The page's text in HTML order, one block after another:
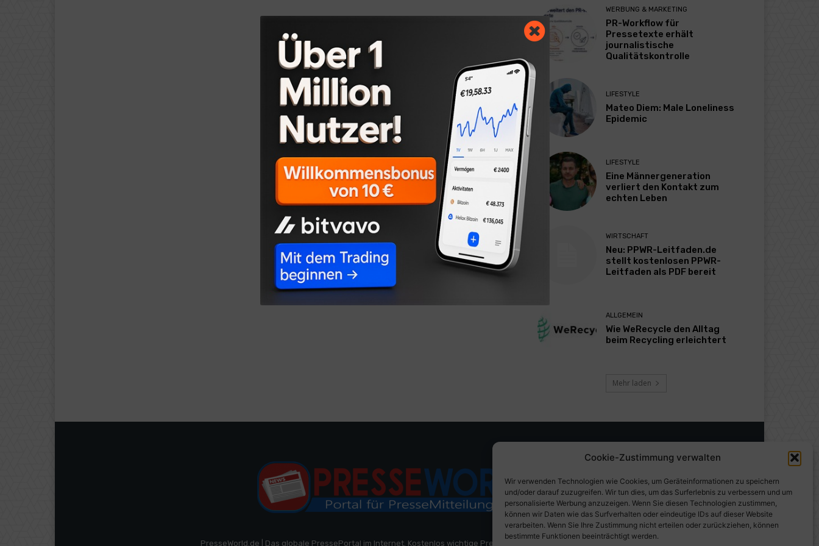
Cookie-Zustimmung verwalten
Wir verwenden Technologien wie Cookies, um Geräteinformationen zu speichern
und/oder darauf zuzugreifen. Wir tun dies, um das Surferlebnis zu verbessern und um
personalisierte Werbung anzuzeigen. Wenn Sie diesen Technologien zustimmen,
können wir Daten wie das Surfverhalten oder eindeutige IDs auf dieser Website
verarbeiten. Wenn Sie Ihre Zustimmung nicht erteilen oder zurückziehen, können
bestimmte Funktionen beeinträchtigt werden.
WERBUNG & MARKETING
PR-Workflow für
Pressetexte erhält
journalistische
Qualitätskontrolle
LIFESTYLE
Mateo Diem: Male Loneliness
Epidemic
LIFESTYLE
Eine Männergeneration
verliert den Kontakt zum
echten Leben
WIRTSCHAFT
Neu: PPWR-Leitfaden.de
stellt kostenlosen PPWR-
Leitfaden als PDF bereit
ALLGEMEIN
Wie WeRecycle den Alltag
beim Recycling erleichtert
Mehr laden
PresseWorld.de | Das globale PressePortal im Internet. Kostenlos wichtige PresseMitteilungen auf PresseWorld